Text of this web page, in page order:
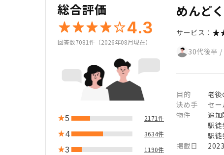
総合評価
4.3
回答数7081件（2026年08月現在）
5 2171件
4 3634件
3 1190件
めんど
サービス：
30代後半 /
目的
老後
決め手
セー
物件
追
駅
駅
掲載日